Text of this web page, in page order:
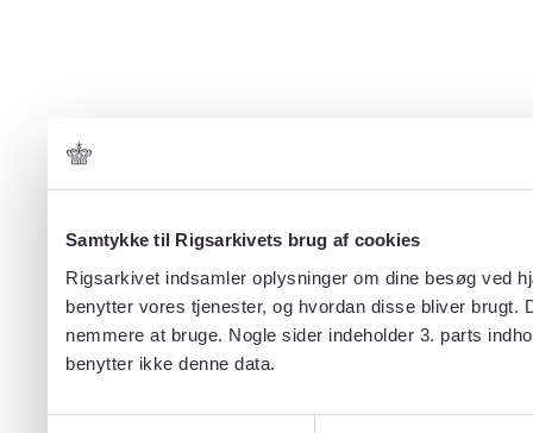
Samtykke til Rigsarkivets brug af cookies
Rigsarkivet indsamler oplysninger om dine besøg ved
benytter vores tjenester, og hvordan disse bliver
nemmere at bruge. Nogle sider indeholder 3. parts
benytter ikke denne data.